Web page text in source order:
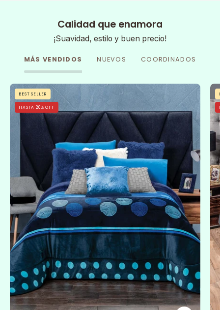
Calidad que enamora
¡Suavidad, estilo y buen precio!
MÁS VENDIDOS NUEVOS COORDINADOS
Cobertor
Flannel
Con
Borrega
Sfera
BEST SELLER
HASTA 20% OFF